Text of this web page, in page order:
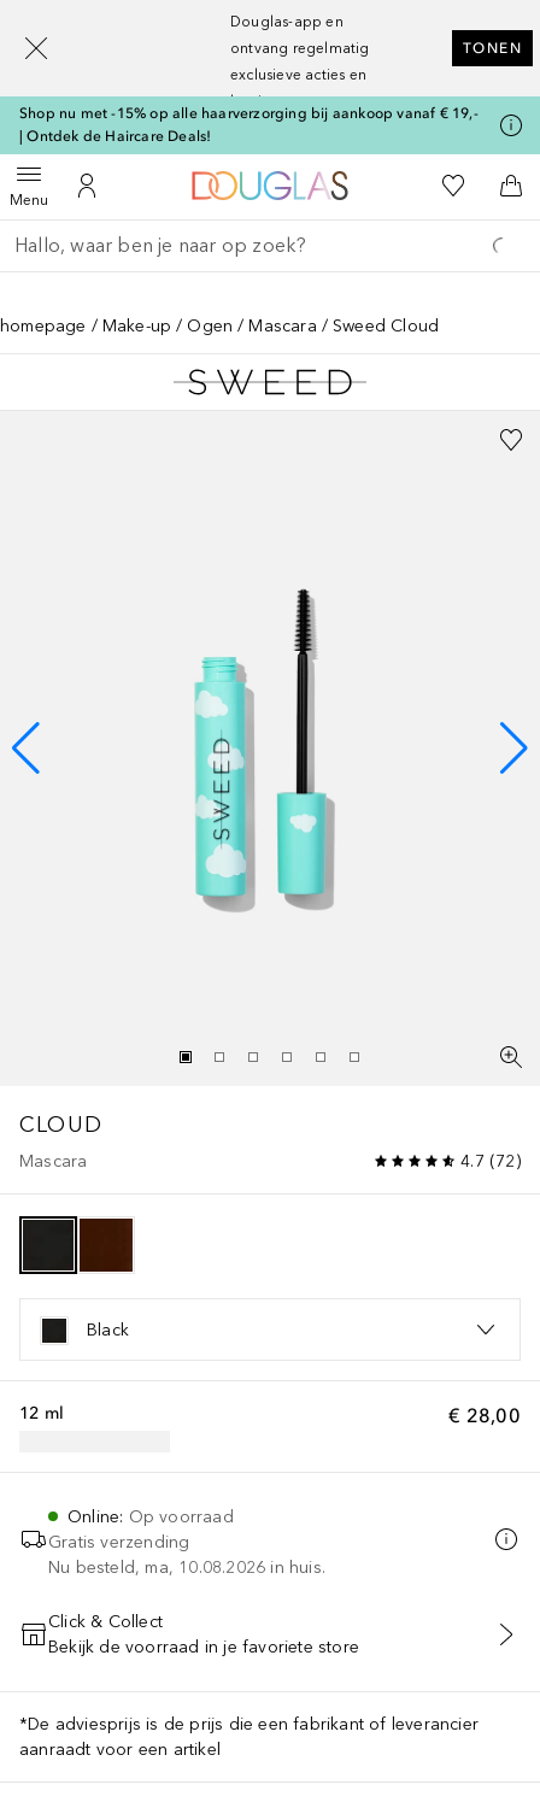
Douglas-app en
ontvang regelmatig
exclusieve acties en
kortingen
TONEN
Shop nu met -15% op alle haarverzorging bij aankoop vanaf € 19,-
| Ontdek de Haircare Deals!
MenuOpen menuNaar Mijn Account
Naar Douglas Home
Naar Mijn
Ga terug
Zoekopdracht uitvoeren
homepage Make-up Ogen Mascara Sweed Cloud
CLOUD
Mascara 4.7 (72)
Black
€ 28,00
12 ml
Online: Op voorraad
Gratis verzending
Nu besteld, ma, 10.08.2026 in huis.
VOEG TOE AAN WINKELMANDJE
Click & Collect
Bekijk de voorraad in je favoriete store
*De adviesprijs is de prijs die een fabrikant of leverancier
aanraadt voor een artikel
[navigation.slideout.screenreader]